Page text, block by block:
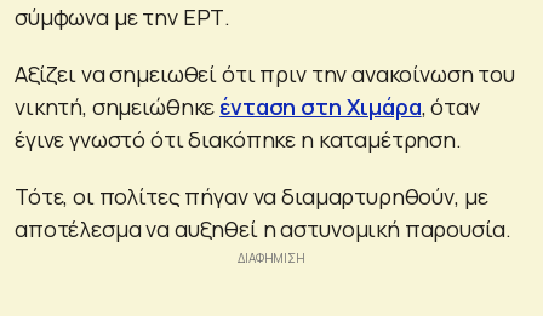
σύμφωνα με την ΕΡΤ.
Αξίζει να σημειωθεί ότι πριν την ανακοίνωση του
νικητή, σημειώθηκε ένταση στη Χιμάρα, όταν
έγινε γνωστό ότι διακόπηκε η καταμέτρηση.
Τότε, οι πολίτες πήγαν να διαμαρτυρηθούν, με
αποτέλεσμα να αυξηθεί η αστυνομική παρουσία.